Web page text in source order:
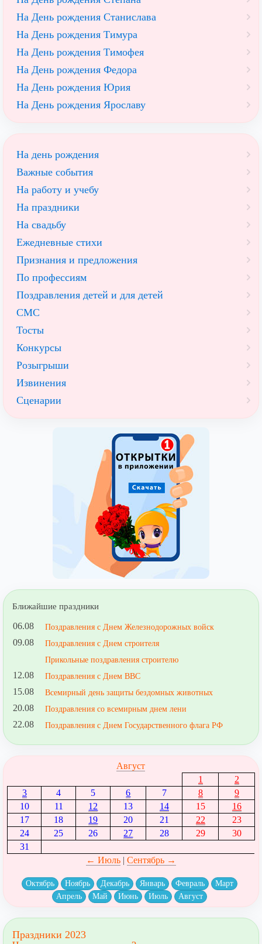
На День рождения Станислава
На День рождения Тимура
На День рождения Тимофея
На День рождения Федора
На День рождения Юрия
На День рождения Ярославу
На день рождения
Важные события
На работу и учебу
На праздники
На свадьбу
Ежедневные стихи
Признания и предложения
По профессиям
Поздравления детей и для детей
СМС
Тосты
Конкурсы
Розыгрыши
Извинения
Сценарии
Ближайшие праздники
06.08 Поздравления с Днем Железнодорожных войск
09.08
Поздравления с Днем строителя
Прикольные поздравления строителю
12.08 Поздравления с Днем ВВС
15.08 Всемирный день защиты бездомных животных
20.08 Поздравления со всемирным днем лени
22.08 Поздравления с Днем Государственного флага РФ
Август
1
2
3
4 5 6 7 8
9
10
11 12 13 14 15
16
17
18 19 20 21 22
23
24
25 26 27 28 29
30
31
← Июль| Сентябрь →
Октябрь Ноябрь Декабрь Январь Февраль
Март
Апрель
Май Июнь Июль Август
Праздники 2023